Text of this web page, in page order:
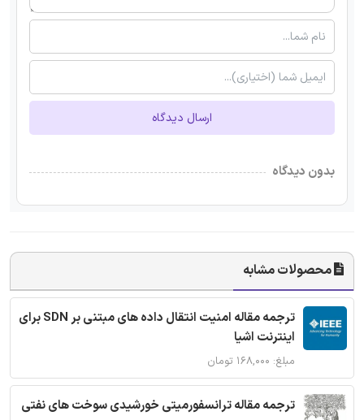
ارسال دیدگاه
بدون دیدگاه
محصولات مشابه
ترجمه مقاله امنیت انتقال داده های مبتنی بر SDN برای
اینترنت اشیا
مبلغ: ۱۶۸,۰۰۰ تومان
ترجمه مقاله ترانسفورمیتی خورشیدی سوخت های نفتی